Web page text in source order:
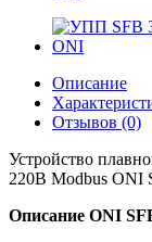
Описание
Отзывов (0)
Устройство
220В Modbus ONI
Описание ONI